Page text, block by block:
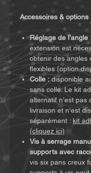
Accessoires & options
Réglage de l’angle
extension est
obtenir des angles
flexibles (option
Colle :disponible
sans colle. Le kit
alternatif n’est pas
livraison et n’est
séparément : kit
(cliquez ici)
Vis à serrage
supports avec
vis six pans creux